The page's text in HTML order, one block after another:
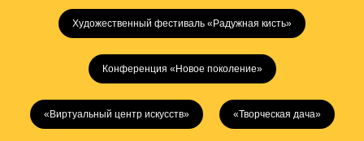
Художественный фестиваль «Радужная кисть»
Конференция «Новое поколение»
«Виртуальный центр искусств» «Творческая дача»